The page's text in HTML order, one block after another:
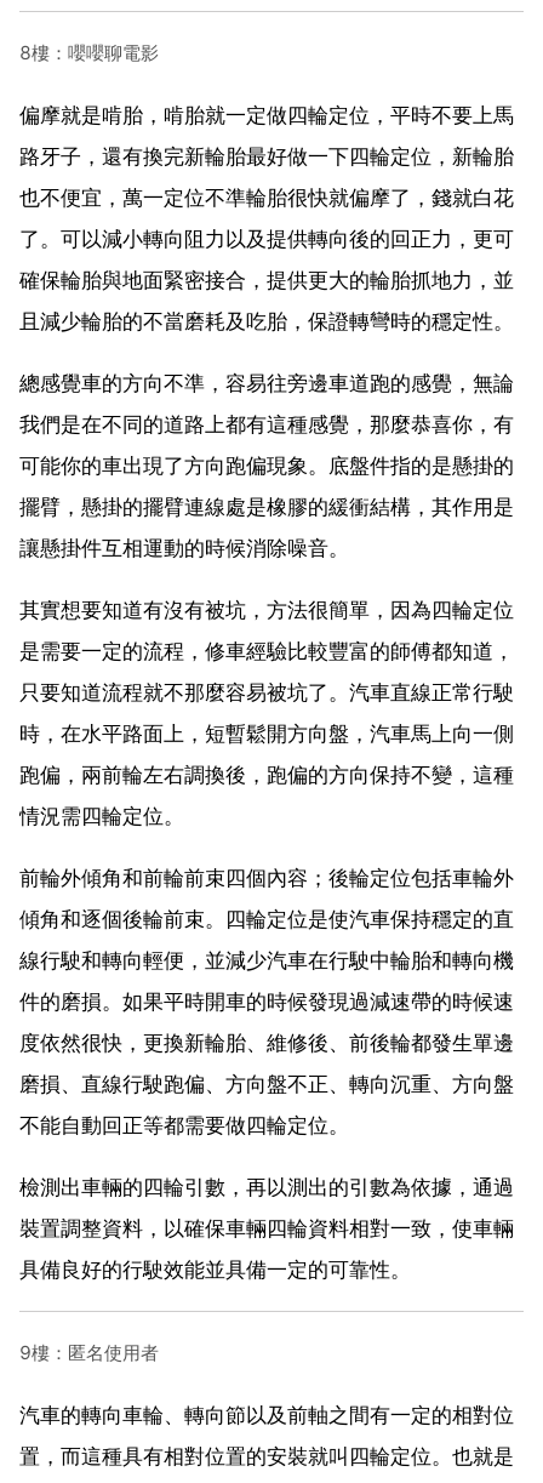
8樓：嚶嚶聊電影
偏摩就是啃胎，啃胎就一定做四輪定位，平時不要上馬
路牙子，還有換完新輪胎最好做一下四輪定位，新輪胎
也不便宜，萬一定位不準輪胎很快就偏摩了，錢就白花
了。可以減小轉向阻力以及提供轉向後的回正力，更可
確保輪胎與地面緊密接合，提供更大的輪胎抓地力，並
且減少輪胎的不當磨耗及吃胎，保證轉彎時的穩定性。
總感覺車的方向不準，容易往旁邊車道跑的感覺，無論
我們是在不同的道路上都有這種感覺，那麼恭喜你，有
可能你的車出現了方向跑偏現象。底盤件指的是懸掛的
擺臂，懸掛的擺臂連線處是橡膠的緩衝結構，其作用是
讓懸掛件互相運動的時候消除噪音。
其實想要知道有沒有被坑，方法很簡單，因為四輪定位
是需要一定的流程，修車經驗比較豐富的師傅都知道，
只要知道流程就不那麼容易被坑了。汽車直線正常行駛
時，在水平路面上，短暫鬆開方向盤，汽車馬上向一側
跑偏，兩前輪左右調換後，跑偏的方向保持不變，這種
情況需四輪定位。
前輪外傾角和前輪前束四個內容；後輪定位包括車輪外
傾角和逐個後輪前束。四輪定位是使汽車保持穩定的直
線行駛和轉向輕便，並減少汽車在行駛中輪胎和轉向機
件的磨損。如果平時開車的時候發現過減速帶的時候速
度依然很快，更換新輪胎、維修後、前後輪都發生單邊
磨損、直線行駛跑偏、方向盤不正、轉向沉重、方向盤
不能自動回正等都需要做四輪定位。
檢測出車輛的四輪引數，再以測出的引數為依據，通過
裝置調整資料，以確保車輛四輪資料相對一致，使車輛
具備良好的行駛效能並具備一定的可靠性。
9樓：匿名使用者
汽車的轉向車輪、轉向節以及前軸之間有一定的相對位
置，而這種具有相對位置的安裝就叫四輪定位。也就是